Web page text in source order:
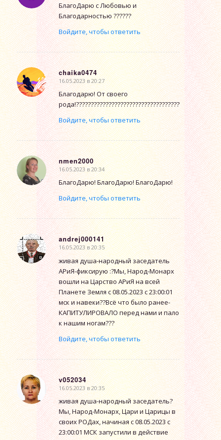
БлагоДарю с Любовью и
Благодарностью ??????
Войдите, чтобы ответить
chaika0474
говорит:
16.05.2023 в 20:27
Благодарю! От своего
Войдите, чтобы ответить
nmen2000
говорит:
16.05.2023 в 20:34
БлагоДарю! БлагоДарю! БлагоДарю!
Войдите, чтобы ответить
andrej000141
говорит:
16.05.2023 в 20:35
живая душа-народный заседатель
АРиЯ-фиксирую :?Мы, Народ-Монарх
вошли на Царство АРиЯ на всей
Планете Земля с 08.05.2023 с 23:00:01
мск и навеки??Всё что было ранее-
КАПИТУЛИРОВАЛО перед нами и пало
к нашим ногам???
Войдите, чтобы ответить
v052034
говорит:
16.05.2023 в 20:35
живая душа-народный заседатель?
Мы, Народ-Монарх, Цари и Царицы в
своих РОДах, начиная с 08.05.2023 с
23:00:01 МСК запустили в действие